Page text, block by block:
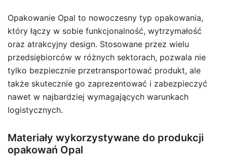
Opakowanie Opal to nowoczesny typ opakowania,
który łączy w sobie funkcjonalność, wytrzymałość
oraz atrakcyjny design. Stosowane przez wielu
przedsiębiorców w różnych sektorach, pozwala nie
tylko bezpiecznie przetransportować produkt, ale
także skutecznie go zaprezentować i zabezpieczyć
nawet w najbardziej wymagających warunkach
logistycznych.
Materiały wykorzystywane do produkcji
opakowań Opal